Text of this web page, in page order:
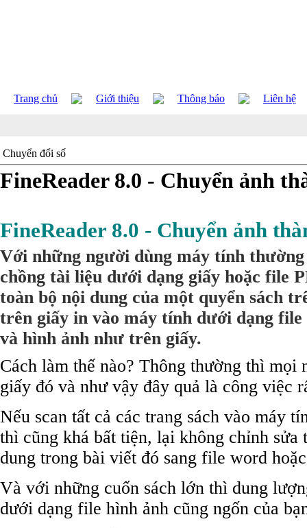
Trang chủ Giới thiệu Thông báo Liên hệ
Chuyển đổi số
FineReader 8.0 - Chuyển ảnh
FineReader 8.0 - Chuyển ảnh
Với những người dùng máy tính
chồng tài liệu dưới dạng giấy hoặc file
toàn bộ nội dung của một quyển sách
trên giấy in vào máy tính dưới dạng
và hình ảnh như trên giấy.
Cách làm thế nào? Thông thường thì
giấy đó và như vậy đây quả là công việc
Nếu scan tất cả các trang sách vào máy
thì cũng khá bất tiện, lại không chỉnh
dung trong bài viết đó sang file word
Và với những cuốn sách lớn thì dung
dưới dạng file hình ảnh cũng ngốn của